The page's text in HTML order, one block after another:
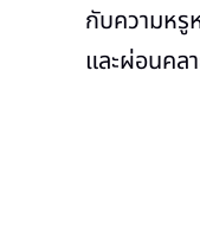
กับความหรู
และผ่อนคล